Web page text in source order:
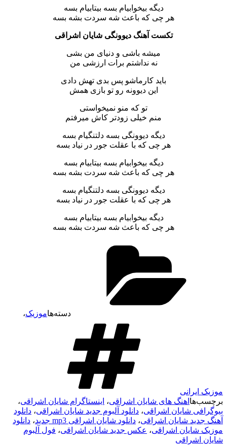
دیگه بیخوابیام بسه بیتابیام بسه
هر چی که باعث شه سردت بشه بسه
تکست آهنگ دیوونگی شایان اشراقی
میشه باشی و دنیای من بشی
نه نداشتم برات ارزشی من
باید کارماشو پس بدی تهش دادی
این دیوونه رو تو بازی همش
تو که منو نمیخواستی
منم خیلی زودتر کاش میرفتم
دیگه دیوونگی بسه دلتنگیام بسه
هر چی که با عقلت جور در نیاد بسه
دیگه بیخوابیام بسه بیتابیام بسه
هر چی که باعث شه سردت بشه بسه
دیگه دیوونگی بسه دلتنگیام بسه
هر چی که با عقلت جور در نیاد بسه
دیگه بیخوابیام بسه بیتابیام بسه
هر چی که باعث شه سردت بشه بسه
دسته‌هاموزیک،
موزیک ایرانی
برچسب‌ها اهنگ های شایان اشراقی، اینستاگرام شایان اشراقی،
بیوگرافی شایان اشراقی، دانلود آلبوم جدید شایان اشراقی، دانلود
آهنگ جدید شایان اشراقی، دانلود شایان اشراقی mp3 جدید ، دانلود
موزیک شایان اشراقی، عکس جدید شایان اشراقی، فول آلبوم
شایان اشراقی